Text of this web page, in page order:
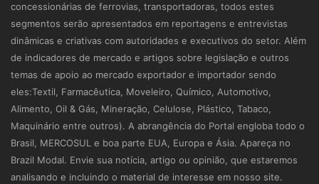
concessionárias de ferrovias, transportadoras, todos estes
segmentos serão apresentados em reportagens e entrevistas
dinâmicas e criativas com autoridades e executivos do setor. Além
de indicadores de mercado e artigos sobre legislação e outros
temas de apoio ao mercado exportador e importador sendo
eles:Textil, Farmacêutica, Moveleiro, Químico, Automotivo,
Alimento, Oil & Gás, Mineração, Celulose, Plástico, Tabaco,
Maquinário entre outros). A abrangência do Portal engloba todo o
Brasil, MERCOSUL e boa parte EUA, Europa e Ásia. Apareça no
Brazil Modal. Envie sua notícia, artigo ou opinião, que estaremos
analisando e incluindo o material de interesse em nosso site.